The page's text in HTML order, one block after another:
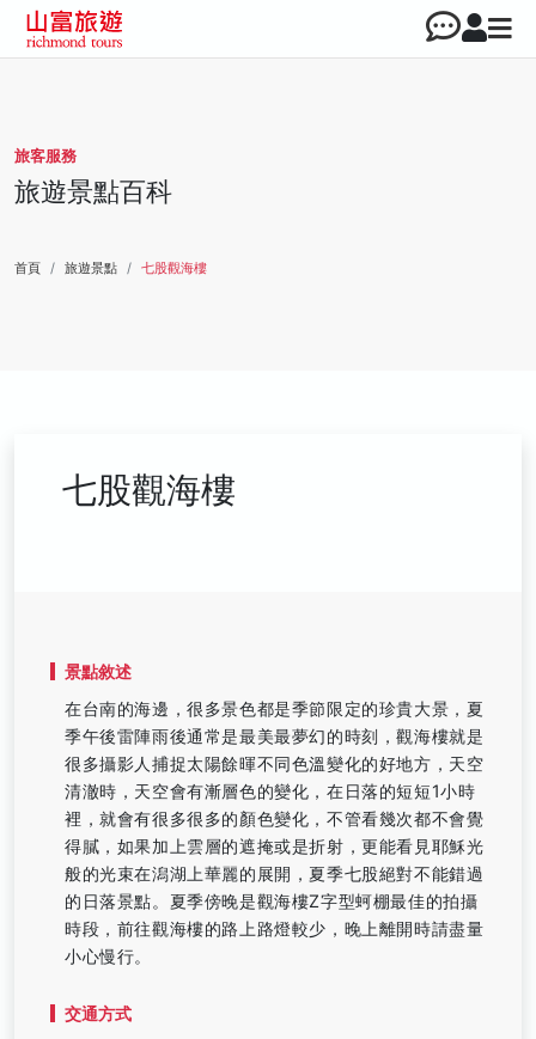
旅客服務
旅遊景點百科
首頁 旅遊景點 七股觀海樓
七股觀海樓
景點敘述
在台南的海邊，很多景色都是季節限定的珍貴大景，夏
季午後雷陣雨後通常是最美最夢幻的時刻，觀海樓就是
很多攝影人捕捉太陽餘暉不同色溫變化的好地方，天空
清澈時，天空會有漸層色的變化，在日落的短短1小時
裡，就會有很多很多的顏色變化，不管看幾次都不會覺
得膩，如果加上雲層的遮掩或是折射，更能看見耶穌光
般的光束在潟湖上華麗的展開，夏季七股絕對不能錯過
的日落景點。夏季傍晚是觀海樓Z字型蚵棚最佳的拍攝
時段，前往觀海樓的路上路燈較少，晚上離開時請盡量
小心慢行。
交通方式